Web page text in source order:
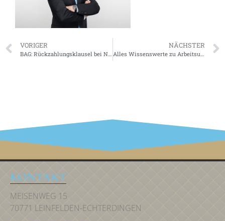
VORIGER
BAG: Rückzahlungsklausel bei Nichtantritt zur Prüfung kann zulässig sein!
NÄCHSTER
Alles Wissenswerte zu Arbeitsunfähigkeitsbescheinigungen
KONTAKT
MEISENWEG 15
70771 LEINFELDEN-ECHTERDINGEN